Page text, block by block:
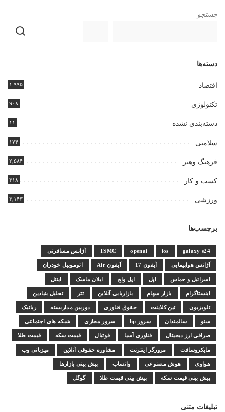
جستجو
دسته‌ها
اقتصاد ۱,۹۹۵
تکنولوژی ۹۰۸
دسته‌بندی نشده ۱۱
سلامتی ۱۷۴
فرهنگ وهنر ۲,۵۸۴
کسب و کار ۳۱۸
ورزشی ۳,۱۴۳
برچسب‌ها
galaxy s24
ios
openai
TSMC آژانس مسافرتی
آژانس هواپیمایی آیفون 17 آیفون Air اتوموبیل خودران
اسرائیل و حماس اپل اپل واچ ایلان ماسک اینتل
اینستاگرام بازار سهام بازاریابی آنلاین تتر تحلیل بنیادین
تلویزیون تین کلاینت حقوق فناوری دوربین مداربسته رباتیک
سئو سالمندان سرور hp سرور مجازی شبکه های اجتماعی
صرافی ارز دیجیتال فناوری آسیا فوتبال قیمت سکه قیمت طلا
مایکروسافت مرورگر اینترنت مشاوره حقوقی آنلاین میزبانی وب
هواوی هوش مصنوعی واتساپ پیش بینی بازارها
پیش بینی قیمت سکه پیش بینی قیمت طلا گوگل
تبلیغات متنی